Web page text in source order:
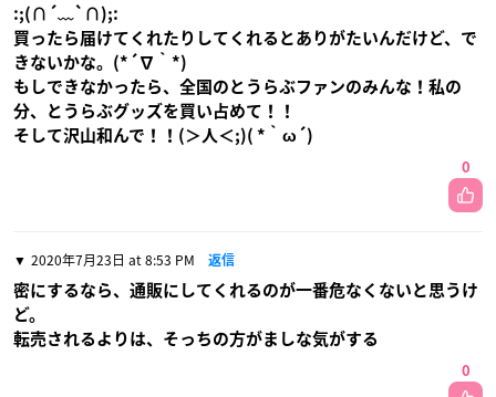
:;(∩´﹏`∩);:
買ったら届けてくれたりしてくれるとありがたいんだけど、で
きないかな。(*´∇｀*)
もしできなかったら、全国のとうらぶファンのみんな！私の
分、とうらぶグッズを買い占めて！！
そして沢山和んで！！(＞人＜;)( *｀ω´)
0
2020年7月23日 at 8:53 PM 返信
密にするなら、通販にしてくれるのが一番危なくないと思うけ
ど。
転売されるよりは、そっちの方がましな気がする
0